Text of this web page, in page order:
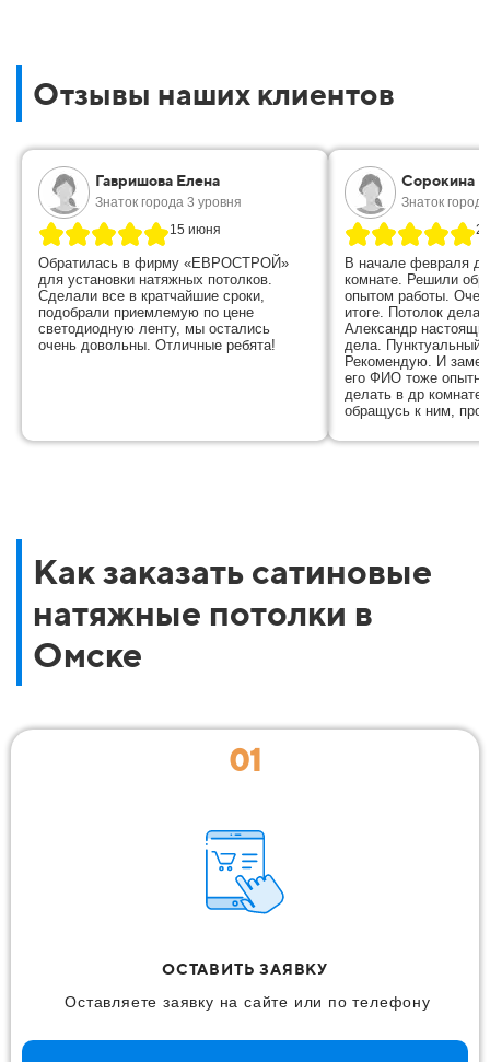
Отзывы наших клиентов
Гавришова Елена
Знаток города 3 уровня
15 июня
Обратилась в фирму «ЕВРОСТРОЙ»
для установки натяжных потолков.
Сделали все в кратчайшие сроки,
подобрали приемлемую по цене
светодиодную ленту, мы остались
очень довольны. Отличные ребята!
Сорокина
Знаток
В начале февраля
комнате. Решили
опытом работы.
итоге. Потолок
Александр
дела. Пунктуальный,
Рекомендую. И
его ФИО тоже
делать в др комнате
обращусь к ним,
Как заказать сатиновые
натяжные потолки в
Омске
01
ОСТАВИТЬ ЗАЯВКУ
Оставляете заявку на сайте или по телефону